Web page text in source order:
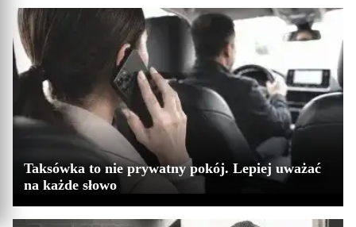
Taksówka to nie prywatny pokój. Lepiej uważać
na każde słowo